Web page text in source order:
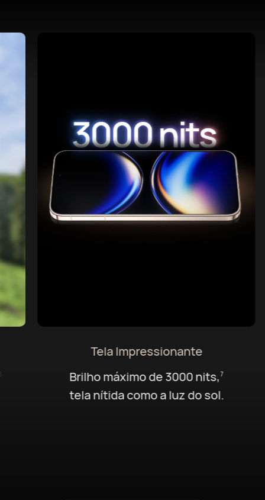
Tela Impressionante
Brilho máximo de 3000 nits,7
tela nítida como a luz do sol.